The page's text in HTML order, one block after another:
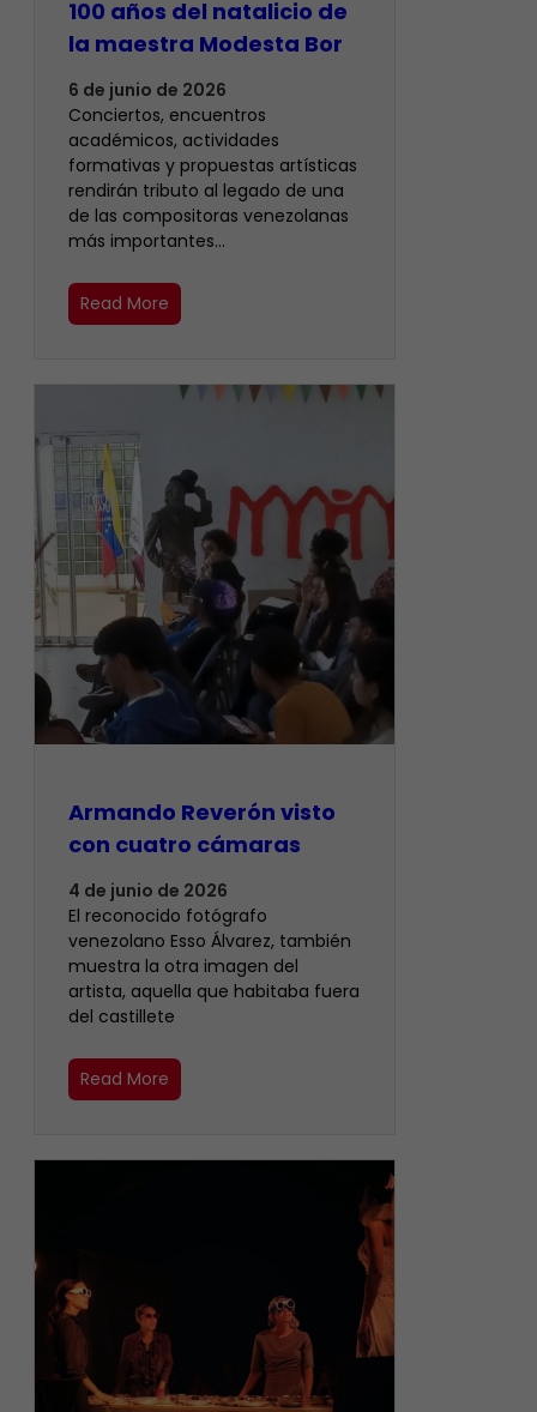
100 años del natalicio de
la maestra Modesta Bor
6 de junio de 2026
Conciertos, encuentros
académicos, actividades
formativas y propuestas artísticas
rendirán tributo al legado de una
de las compositoras venezolanas
más importantes…
Read More
Armando Reverón visto
con cuatro cámaras
4 de junio de 2026
‎El reconocido fotógrafo
venezolano Esso Álvarez, también
muestra la otra imagen del
artista, aquella que habitaba fuera
del castillete ‎
Read More